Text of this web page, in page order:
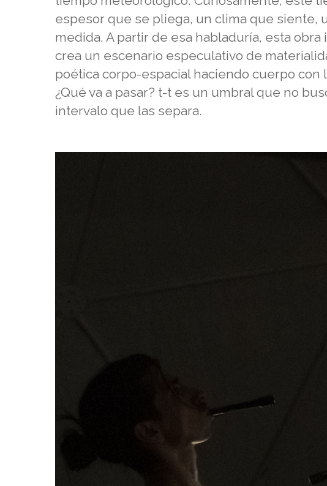
espesor que se pliega, un clima que siente,
medida. A partir de esa habladuría, esta obra
crea un escenario especulativo de
poética corpo-espacial haciendo cuerpo con
¿Qué va a pasar? t-t es un umbral que no
intervalo que las separa.